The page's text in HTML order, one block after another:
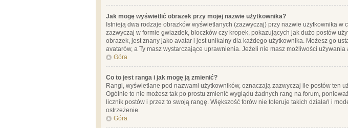
Jak mogę wyświetlić obrazek przy mojej nazwie użytkownika?
Istnieją dwa rodzaje obrazków wyświetlanych (zazwyczaj) przy nazwie użytkownika
zazwyczaj w formie gwiazdek, bloczków czy kropek, pokazujących jak dużo postów
obrazek, jest znany jako avatar i jest unikalny dla każdego użytkownika. Możesz go
avatarów, a Ty masz wystarczające uprawnienia. Jeżeli nie masz możliwości
Góra
Co to jest ranga i jak mogę ją zmienić?
Rangi, wyświetlane pod nazwami użytkowników, oznaczają zazwyczaj ile postów ten
Ogólnie to nie możesz tak po prostu zmienić wyglądu żadnych rang na forum,
licznik postów i przez to swoją rangę. Większość forów nie toleruje takich działań i
ostrzeżenie.
Góra